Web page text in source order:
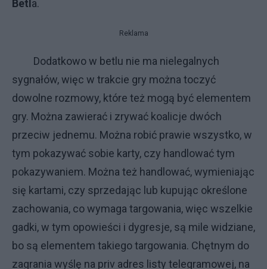
Betl a.
Reklama
Dodatkowo w betlu nie ma nielegalnych
sygnałów, więc w trakcie gry można toczyć
dowolne rozmowy, które też mogą być elementem
gry. Można zawierać i zrywać koalicje dwóch
przeciw jednemu. Można robić prawie wszystko, w
tym pokazywać sobie karty, czy handlować tym
pokazywaniem. Można też handlować, wymieniając
się kartami, czy sprzedając lub kupując określone
zachowania, co wymaga targowania, więc wszelkie
gadki, w tym opowieści i dygresje, są mile widziane,
bo są elementem takiego targowania. Chętnym do
zagrania wyślę na priv adres listy telegramowej, na